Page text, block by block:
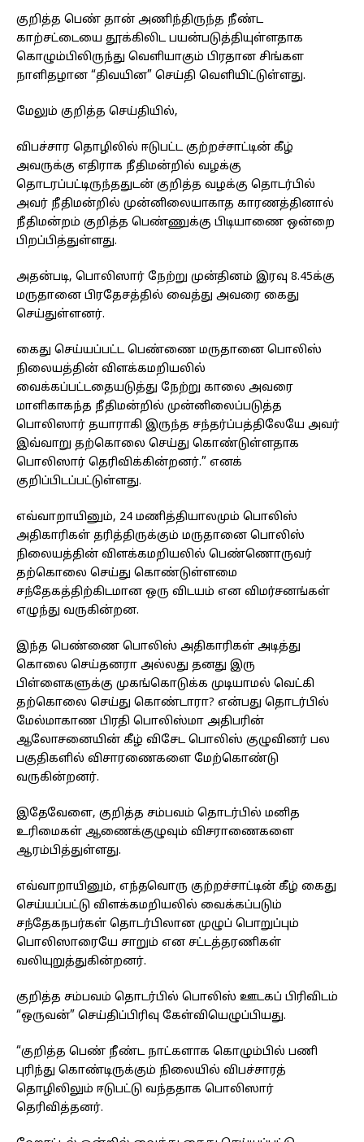
குறித்த பெண் தான் அணிந்திருந்த நீண்ட
காற்சட்டையை தூக்கிலிட பயன்படுத்தியுள்ளதாக
கொழும்பிலிருந்து வெளியாகும் பிரதான சிங்கள
நாளிதழான “திவயின” செய்தி வெளியிட்டுள்ளது.
மேலும் குறித்த செய்தியில்,
விபச்சார தொழிலில் ஈடுபட்ட குற்றச்சாட்டின் கீழ்
அவருக்கு எதிராக நீதிமன்றில் வழக்கு
தொடரப்பட்டிருந்ததுடன் குறித்த வழக்கு தொடர்பில்
அவர் நீதிமன்றில் முன்னிலையாகாத காரணத்தினால்
நீதிமன்றம் குறித்த பெண்ணுக்கு பிடியாணை ஒன்றை
பிறப்பித்துள்ளது.
அதன்படி, பொலிஸார் நேற்று முன்தினம் இரவு 8.45க்கு
மருதானை பிரதேசத்தில் வைத்து அவரை கைது
செய்துள்ளனர்.
கைது செய்யப்பட்ட பெண்ணை மருதானை பொலிஸ்
நிலையத்தின் விளக்கமறியலில்
வைக்கப்பட்டதையடுத்து நேற்று காலை அவரை
மாளிகாகந்த நீதிமன்றில் முன்னிலைப்படுத்த
பொலிஸார் தயாராகி இருந்த சந்தர்ப்பத்திலேயே அவர்
இவ்வாறு தற்கொலை செய்து கொண்டுள்ளதாக
பொலிஸார் தெரிவிக்கின்றனர்.” எனக்
குறிப்பிடப்பட்டுள்ளது.
எவ்வாறாயினும், 24 மணித்தியாலமும் பொலிஸ்
அதிகாரிகள் தரித்திருக்கும் மருதானை பொலிஸ்
நிலையத்தின் விளக்கமறியலில் பெண்ணொருவர்
தற்கொலை செய்து கொண்டுள்ளமை
சந்தேகத்திற்கிடமான ஒரு விடயம் என விமர்சனங்கள்
எழுந்து வருகின்றன.
இந்த பெண்ணை பொலிஸ் அதிகாரிகள் அடித்து
கொலை செய்தனரா அல்லது தனது இரு
பிள்ளைகளுக்கு முகங்கொடுக்க முடியாமல் வெட்கி
தற்கொலை செய்து கொண்டாரா? என்பது தொடர்பில்
மேல்மாகாண பிரதி பொலிஸ்மா அதிபரின்
ஆலோசனையின் கீழ் விசேட பொலிஸ் குழுவினர் பல
பகுதிகளில் விசாரணைகளை மேற்கொண்டு
வருகின்றனர்.
இதேவேளை, குறித்த சம்பவம் தொடர்பில் மனித
உரிமைகள் ஆணைக்குழுவும் விசராணைகளை
ஆரம்பித்துள்ளது.
எவ்வாறாயினும், எந்தவொரு குற்றச்சாட்டின் கீழ் கைது
செய்யப்பட்டு விளக்கமறியலில் வைக்கப்படும்
சந்தேகநபர்கள் தொடர்பிலான முழுப் பொறுப்பும்
பொலிஸாரையே சாறும் என சட்டத்தரணிகள்
வலியுறுத்துகின்றனர்.
குறித்த சம்பவம் தொடர்பில் பொலிஸ் ஊடகப் பிரிவிடம்
“ஒருவன்” செய்திப்பிரிவு கேள்வியெழுப்பியது.
“குறித்த பெண் நீண்ட நாட்களாக கொழும்பில் பணி
புரிந்து கொண்டிருக்கும் நிலையில் விபச்சாரத்
தொழிலிலும் ஈடுபட்டு வந்ததாக பொலிஸார்
தெரிவித்தனர்.